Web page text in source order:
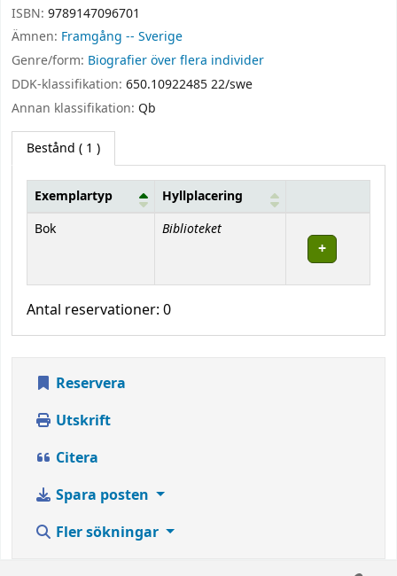
ISBN: 9789147096701
Ämnen: Framgång -- Sverige
Genre/form: Biografier över flera individer
DDK-klassifikation: 650.10922485 22/swe
Annan klassifikation: Qb
Bestånd ( 1 )
Bestånd
Exemplartyp
Hyllplacering
Bok
Biblioteket
Antal reservationer: 0
Reservera
Utskrift
Citera
Spara posten
Fler sökningar